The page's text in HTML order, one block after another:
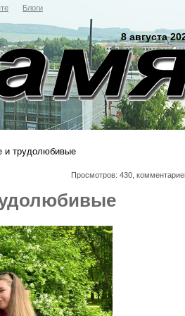
Блоги
8 августа
и трудолюбивые
Просмотров: 430,